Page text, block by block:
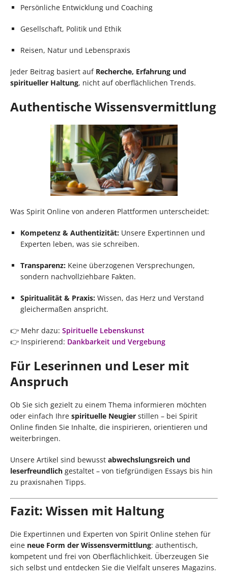
Persönliche Entwicklung und Coaching
Gesellschaft, Politik und Ethik
Reisen, Natur und Lebenspraxis
Jeder Beitrag basiert auf Recherche, Erfahrung und
spiritueller Haltung, nicht auf oberflächlichen Trends.
Authentische Wissensvermittlung
Was Spirit Online von anderen Plattformen unterscheidet:
Kompetenz & Authentizität: Unsere Expertinnen und
Experten leben, was sie schreiben.
Transparenz: Keine überzogenen Versprechungen,
sondern nachvollziehbare Fakten.
Spiritualität & Praxis: Wissen, das Herz und Verstand
gleichermaßen anspricht.
👉 Mehr dazu: Spirituelle Lebenskunst
👉 Inspirierend: Dankbarkeit und Vergebung
Für Leserinnen und Leser mit
Anspruch
Ob Sie sich gezielt zu einem Thema informieren möchten
oder einfach Ihre spirituelle Neugier stillen – bei Spirit
Online finden Sie Inhalte, die inspirieren, orientieren und
weiterbringen.
Unsere Artikel sind bewusst abwechslungsreich und
leserfreundlich gestaltet – von tiefgründigen Essays bis hin
zu praxisnahen Tipps.
Fazit: Wissen mit Haltung
Die Expertinnen und Experten von Spirit Online stehen für
eine neue Form der Wissensvermittlung: authentisch,
kompetent und frei von Oberflächlichkeit. Überzeugen Sie
sich selbst und entdecken Sie die Vielfalt unseres Magazins.